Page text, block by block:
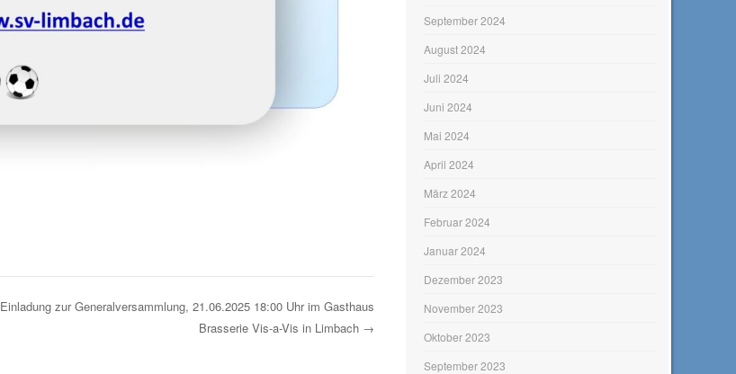
Einladung zur Generalversammlung, 21.06.2025 18:00 Uhr im Gasthaus
Brasserie Vis-a-Vis in Limbach →
September 2024
August 2024
Juli 2024
Juni 2024
Mai 2024
April 2024
März 2024
Februar 2024
Januar 2024
Dezember 2023
November 2023
Oktober 2023
September 2023